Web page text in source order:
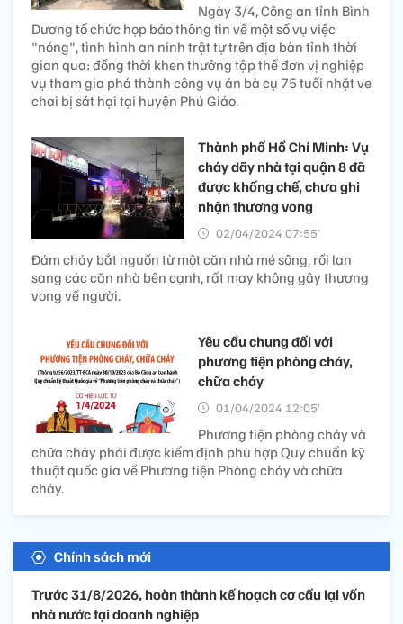
Ngày 3/4, Công an tỉnh Bình
Dương tổ chức họp báo thông tin về một số vụ việc
"nóng", tình hình an ninh trật tự trên địa bàn tỉnh thời
gian qua; đồng thời khen thưởng tập thể đơn vị nghiệp
vụ tham gia phá thành công vụ án bà cụ 75 tuổi nhặt ve
chai bị sát hại tại huyện Phú Giáo.
Thành phố Hồ Chí Minh: Vụ
cháy dãy nhà tại quận 8 đã
được khống chế, chưa ghi
nhận thương vong
02/04/2024 07:55’
Đám cháy bắt nguồn từ một căn nhà mé sông, rồi lan
sang các căn nhà bên cạnh, rất may không gây thương
vong về người.
Yêu cầu chung đối với
phương tiện phòng cháy,
chữa cháy
01/04/2024 12:05’
Phương tiện phòng cháy và
chữa cháy phải được kiểm định phù hợp Quy chuẩn kỹ
thuật quốc gia về Phương tiện Phòng cháy và chữa
cháy.
Chính sách mới
Trước 31/8/2026, hoàn thành kế hoạch cơ cấu lại vốn
nhà nước tại doanh nghiệp